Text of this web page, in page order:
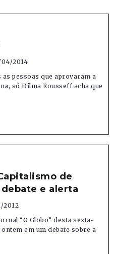
04/2014
pessoas que aprovaram a
só Dilma Rousseff acha que
de
e alerta
2012
“O Globo” desta sexta-
em um debate sobre a